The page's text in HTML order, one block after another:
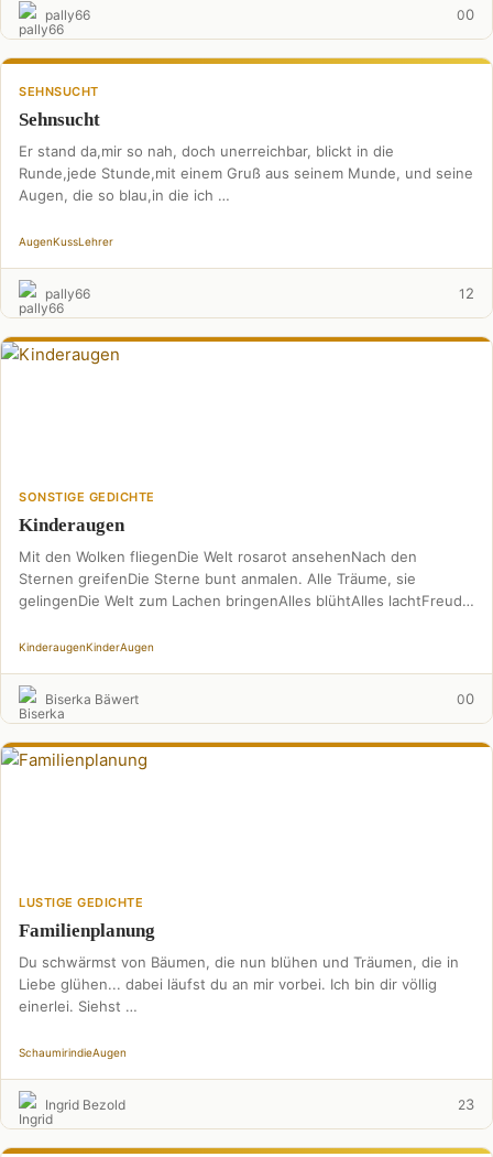
pally66 00
SEHNSUCHT
Sehnsucht
Er stand da,mir so nah, doch unerreichbar, blickt in die
Runde,jede Stunde,mit einem Gruß aus seinem Munde, und seine
Augen, die so blau,in die ich …
AugenKussLehrer
pally66 1 2
SONSTIGE GEDICHTE
Kinderaugen
Mit den Wolken fliegenDie Welt rosarot ansehenNach den
Sternen greifenDie Sterne bunt anmalen. Alle Träume, sie
gelingenDie Welt zum Lachen bringenAlles blühtAlles lachtFreude
KinderaugenKinderAugen
Biserka Bäwert 00
LUSTIGE GEDICHTE
Familienplanung
Du schwärmst von Bäumen, die nun blühen und Träumen, die in
Liebe glühen... dabei läufst du an mir vorbei. Ich bin dir völlig
einerlei. Siehst …
SchaumirindieAugen
Ingrid Bezold 23